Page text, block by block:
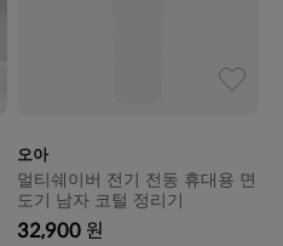
오아
멀티쉐이버 전기 전동 휴대용 면
도기 남자 코털 정리기
32,900 원